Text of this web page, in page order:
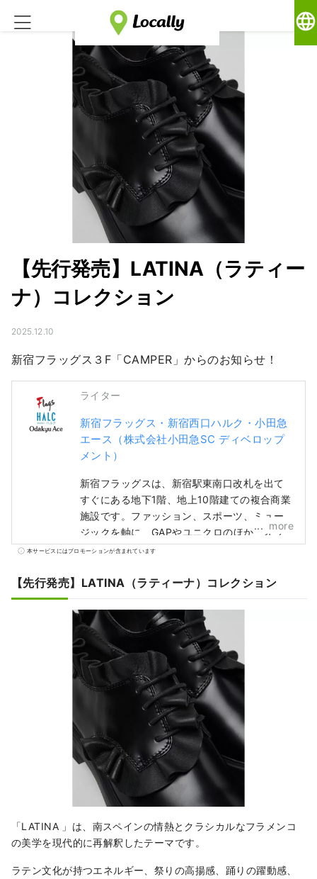
language
【先行発売】LATINA（ラティー
ナ）コレクション
2025.12.10
新宿フラッグス３F「CAMPER」からのお知らせ！
ライター
新宿フラッグス・新宿西口ハルク・小田急
エース（株式会社小田急SC ディベロップ
メント）
新宿フラッグスは、新宿駅東南口改札を出て
すぐにある地下1階、地上10階建ての複合商業
施設です。ファッション、スポーツ、ミュー
ジックを軸に、GAPやユニクロのほか、オッ
シュマンズやタワーレコードなどが出店して
した、地下3階、地上8階建ての複合商業施設
です。小田急百貨店、ビックカメラや、レス
トラン、サービス施設などから構成し、毎日
を自分らしく楽しむ人たちを支えます。 小田
急エースは、新宿西口の地下にあり、北館と
南館の２つに分かれた商業施設です。飲食・
物販店が」軒を連ねており、雨に濡れずにお
買い物や、気軽な食べ歩きを楽しめます。
more
本サービスにはプロモーションが含まれています
【先行発売】LATINA（ラティーナ）コレクション
「LATINA 」は、南スペインの情熱とクラシカルなフラメンコ
の美学を現代的に再解釈したテーマです。
ラテン文化が持つエネルギー、祭りの高揚感、踊りの躍動感、